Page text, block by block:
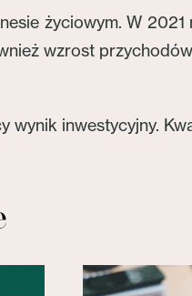
życiowym. W 2021
wzrost
wynik inwestycyjny.